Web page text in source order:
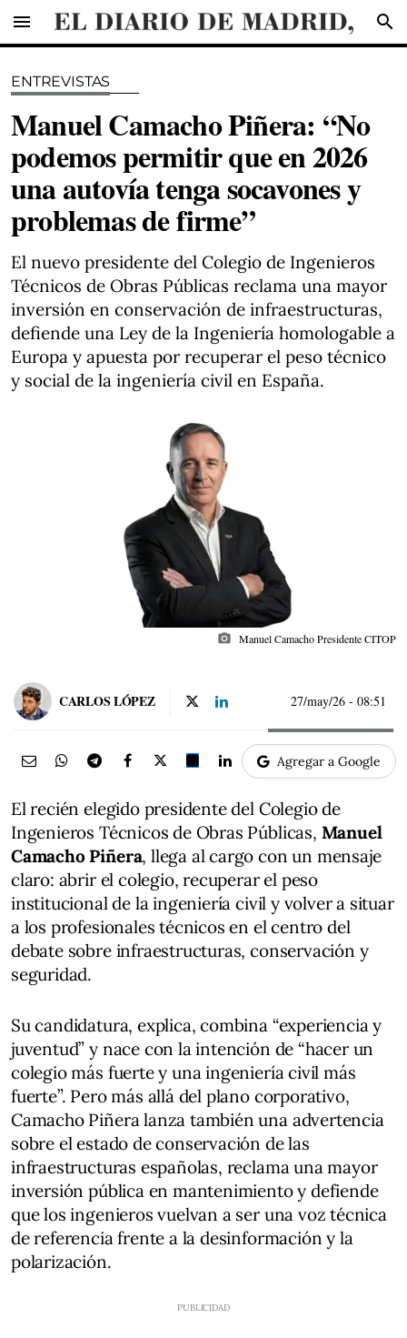
menu search
ENTREVISTAS
Manuel Camacho Piñera: “No
podemos permitir que en 2026
una autovía tenga socavones y
problemas de firme”
El nuevo presidente del Colegio de Ingenieros
Técnicos de Obras Públicas reclama una mayor
inversión en conservación de infraestructuras,
defiende una Ley de la Ingeniería homologable a
Europa y apuesta por recuperar el peso técnico
y social de la ingeniería civil en España.
photo_camera Manuel Camacho Presidente CITOP
CARLOS LÓPEZ 27/may/26 - 08:51
Agregar a Google
El recién elegido presidente del Colegio de
Ingenieros Técnicos de Obras Públicas, Manuel
Camacho Piñera, llega al cargo con un mensaje
claro: abrir el colegio, recuperar el peso
institucional de la ingeniería civil y volver a situar
a los profesionales técnicos en el centro del
debate sobre infraestructuras, conservación y
seguridad.
Su candidatura, explica, combina “experiencia y
juventud” y nace con la intención de “hacer un
colegio más fuerte y una ingeniería civil más
fuerte”. Pero más allá del plano corporativo,
Camacho Piñera lanza también una advertencia
sobre el estado de conservación de las
infraestructuras españolas, reclama una mayor
inversión pública en mantenimiento y defiende
que los ingenieros vuelvan a ser una voz técnica
de referencia frente a la desinformación y la
polarización.